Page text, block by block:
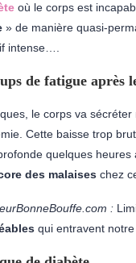
où le corps est
» de manière quasi-
intense….
de fatigue après
le corps va
Cette baisse trop
quelques
des malaises chez
:
qui entravent